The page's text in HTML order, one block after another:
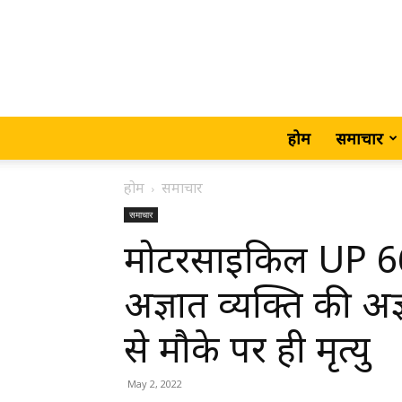
होम समाचार
होम समाचार
समाचार
मोटरसाइकिल UP
अज्ञात व्यक्ति की
से मौके पर ही मृत्यु
May 2, 2022